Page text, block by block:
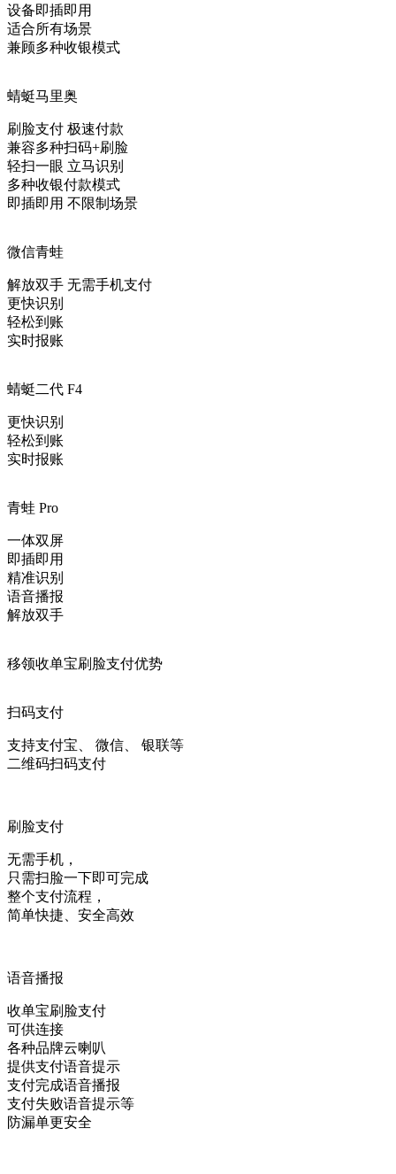
设备即插即用
适合所有场景
兼顾多种收银模式
蜻蜓马里奥
刷脸支付 极速付款
兼容多种扫码+刷脸
轻扫一眼 立马识别
多种收银付款模式
即插即用 不限制场景
微信青蛙
解放双手 无需手机支付
更快识别
轻松到账
实时报账
蜻蜓二代 F4
更快识别
轻松到账
实时报账
青蛙 Pro
一体双屏
即插即用
精准识别
语音播报
解放双手
移领收单宝刷脸支付优势
扫码支付
支持支付宝、 微信、 银联等
二维码扫码支付
刷脸支付
无需手机，
只需扫脸一下即可完成
整个支付流程，
简单快捷、安全高效
语音播报
收单宝刷脸支付
可供连接
各种品牌云喇叭
提供支付语音提示
支付完成语音播报
支付失败语音提示等
防漏单更安全